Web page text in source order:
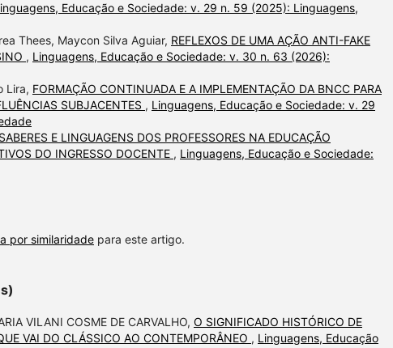
Educação e Sociedade: v. 29 n. 59 (2025): Linguagens,
Thees, Maycon Silva Aguiar, REFLEXOS DE UMA AÇÃO ANTI-FAKE
, Linguagens, Educação e Sociedade: v. 30 n. 63 (2026):
Lira, FORMAÇÃO CONTINUADA E A IMPLEMENTAÇÃO DA BNCC PARA
SUBJACENTES , Linguagens, Educação e Sociedade: v. 29
E LINGUAGENS DOS PROFESSORES NA EDUCAÇÃO
DO INGRESSO DOCENTE , Linguagens, Educação e Sociedade:
por similaridade para este artigo.
VILANI COSME DE CARVALHO, O SIGNIFICADO HISTÓRICO DE
VAI DO CLÁSSICO AO CONTEMPORÂNEO , Linguagens, Educação